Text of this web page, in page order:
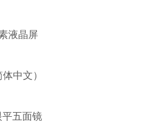
液晶屏
中文）
五面镜